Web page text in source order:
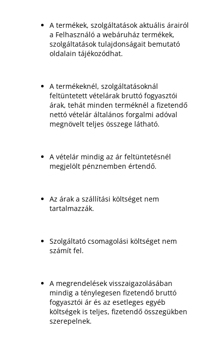
A termékek, szolgáltatások aktuális árairól
a Felhasználó a webáruház termékek,
szolgáltatások tulajdonságait bemutató
oldalain tájékozódhat.
A termékeknél, szolgáltatásoknál
feltüntetett vételárak bruttó fogyasztói
árak, tehát minden terméknél a fizetendő
nettó vételár általános forgalmi adóval
megnövelt teljes összege látható.
A vételár mindig az ár feltüntetésnél
megjelölt pénznemben értendő.
Az árak a szállítási költséget nem
tartalmazzák.
Szolgáltató csomagolási költséget nem
számít fel.
A megrendelések visszaigazolásában
mindig a ténylegesen fizetendő bruttó
fogyasztói ár és az esetleges egyéb
költségek is teljes, fizetendő összegükben
szerepelnek.